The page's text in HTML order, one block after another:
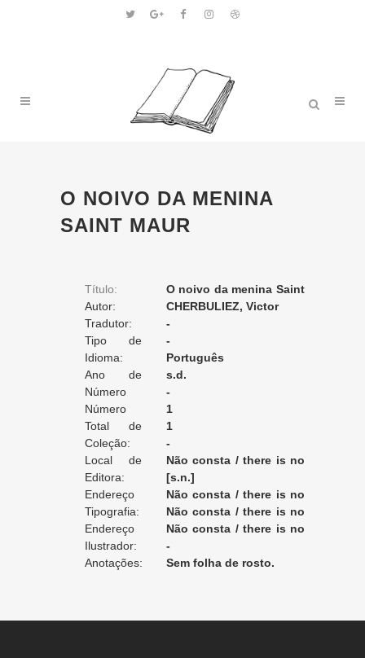
O NOIVO DA MENINA
SAINT MAUR
Título:
O noivo da menina Saint
Maur
Autor:
CHERBULIEZ, Victor
Tradutor:
-
Tipo de
Tradução:
-
Idioma:
Português
Ano de
Edição:
s.d.
Número
da Edição:
-
Número
do Volume:
1
Total de
Volumes:
1
Coleção:
-
Local de
Edição:
Não consta / there is no
record / non enregistré
Editora:
[s.n.]
Endereço
da Editora:
Não consta / there is no
record / non enregistré
Tipografia:
Não consta / there is no
record / non enregistré
Endereço
da Tipografia:
Não consta / there is no
record / non enregistré
Ilustrador:
-
Anotações:
Sem folha de rosto.